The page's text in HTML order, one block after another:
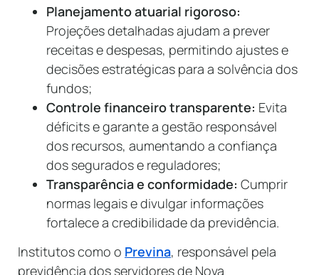
Planejamento atuarial rigoroso:
Projeções detalhadas ajudam a prever
receitas e despesas, permitindo ajustes e
decisões estratégicas para a solvência dos
fundos;
Controle financeiro transparente: Evita
déficits e garante a gestão responsável
dos recursos, aumentando a confiança
dos segurados e reguladores;
Transparência e conformidade: Cumprir
normas legais e divulgar informações
fortalece a credibilidade da previdência.
Institutos como o Previna, responsável pela
previdência dos servidores de Nova